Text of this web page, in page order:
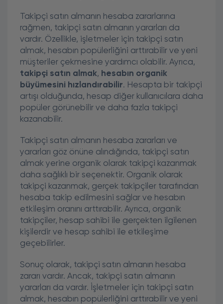
Takipçi satın almanın hesaba zararlarına
rağmen, takipçi satın almanın yararları da
vardır. Özellikle, işletmeler için takipçi satın
almak, hesabın popülerliğini arttırabilir ve yeni
müşteriler çekmesine yardımcı olabilir. Ayrıca,
takipçi satın almak, hesabın organik
büyümesini hızlandırabilir. Hesapta bir takipçi
artışı olduğunda, hesap diğer kullanıcılara daha
popüler görünebilir ve daha fazla takipçi
kazanabilir.
Takipçi satın almanın hesaba zararları ve
yararları göz önüne alındığında, takipçi satın
almak yerine organik olarak takipçi kazanmak
daha sağlıklı bir seçenektir. Organik olarak
takipçi kazanmak, gerçek takipçiler tarafından
hesaba takip edilmesini sağlar ve hesabın
etkileşim oranını arttırabilir. Ayrıca, organik
takipçiler, hesap sahibi ile gerçekten ilgilenen
kişilerdir ve hesap sahibi ile etkileşime
geçebilirler.
Sonuç olarak, takipçi satın almanın hesaba
zararı vardır. Ancak, takipçi satın almanın
yararları da vardır. İşletmeler için takipçi satın
almak, hesabın popülerliğini arttırabilir ve yeni